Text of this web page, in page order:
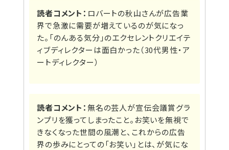
読者コメント： ロバートの秋山さんが広告業
界で急激に需要が増えているのが気になっ
た。「のんある気分」のエクセレントクリエイテ
ィブディレクターは面白かった（30代男性・ア
ートディレクター）
読者コメント： 無名の芸人が宣伝会議賞グラ
ンプリを獲ってしまったこと。お笑いを無視で
きなくなった世間の風潮と、これからの広告
界の歩みにとっての「お笑い」とは、が気にな